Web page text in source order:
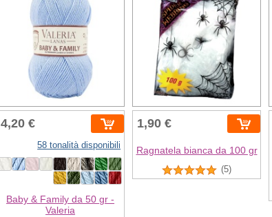
4,20 €
58 tonalità disponibili
Baby & Family da 50 gr -
Valeria
1,90 €
Ragnatela bianca da 100 gr
(5)